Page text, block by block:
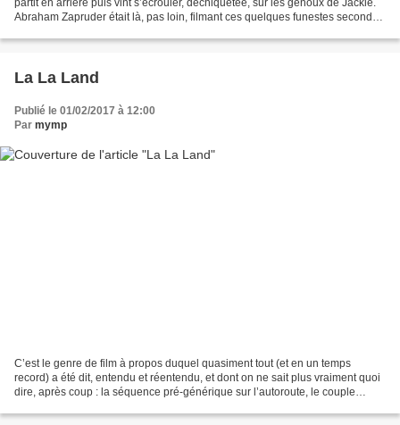
Abraham Zapruder était là, pas loin, filmant ces quelques funestes secondes
La La Land
Publié le 01/02/2017 à 12:00
Par mymp
C’est le genre de film à propos duquel quasiment tout (et en un temps
record) a été dit, entendu et réentendu, et dont on ne sait plus vraiment quoi
dire, après coup : la séquence pré-générique sur l’autoroute, le couple